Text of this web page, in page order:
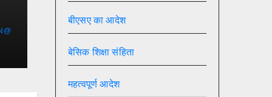
बीएसए का आदेश
बेसिक शिक्षा संहिता
महत्वपूर्ण आदेश